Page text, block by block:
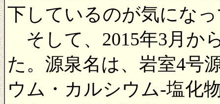
下しているのが気にな
そして、2015年3月か
た。源泉名は、岩室4号
ウム・カルシウム-塩化